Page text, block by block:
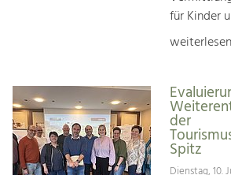
für Kinder
der
Spitz